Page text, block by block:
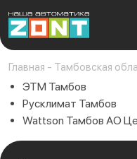
Главная - Тамбовская
ЭТМ Тамбов
Русклимат Тамбов
Wattson Тамбов АО